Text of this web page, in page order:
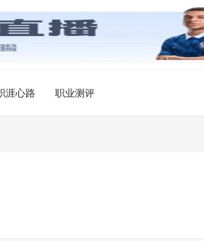
涯心路 职业测评